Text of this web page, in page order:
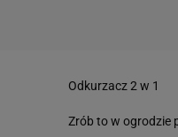
Odkurzacz 2 w 1
Zrób to w ogrodzie